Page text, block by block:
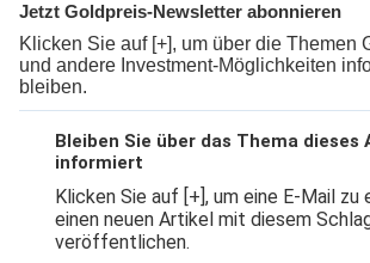
Jetzt Goldpreis-Newsletter abonnieren
Klicken Sie auf [+], um über die Themen
und andere Investment-Möglichkeiten
bleiben.
Bleiben Sie über das Thema dieses
informiert
Klicken Sie auf [+], um eine E-Mail zu
einen neuen Artikel mit diesem
veröffentlichen.